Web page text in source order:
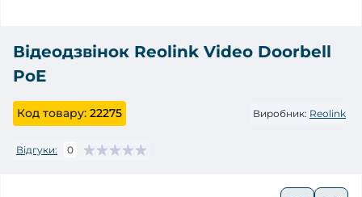
Відеодзвінок Reolink Video Doorbell
PoE
Код товару: 22275 Виробник: Reolink
Відгуки: 0